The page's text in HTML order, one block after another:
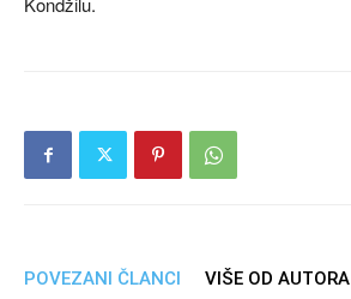
POVEZANI ČLANCI VIŠE OD AUTORA